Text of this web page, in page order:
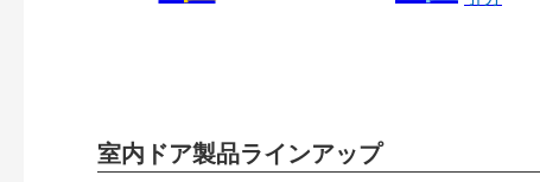
室内ドア製品ラインアップ